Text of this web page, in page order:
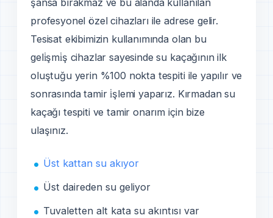
profesyonel özel cihazları ile adrese gelir.
Tesisat ekibimizin kullanımında olan bu
geli̇şmi̇ş cihazlar sayesinde su kaçağının ilk
oluştuğu yerin %100 nokta tespiti ile yapılır ve
sonrasında tamir i̇şlemi yaparız. Kırmadan su
kaçağı tespiti ve tamir onarım için bize
ulaşınız.
Üst kattan su akıyor
Üst daireden su geliyor
Tuvaletten alt kata su akıntısı var